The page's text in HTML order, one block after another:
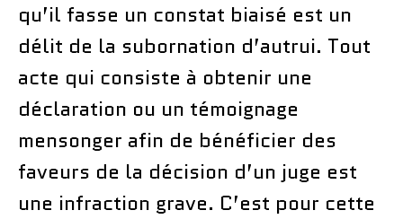
qu’il fasse un constat biaisé est un
délit de la subornation d’autrui. Tout
acte qui consiste à obtenir une
déclaration ou un témoignage
mensonger afin de bénéficier des
faveurs de la décision d’un juge est
une infraction grave. C’est pour cette